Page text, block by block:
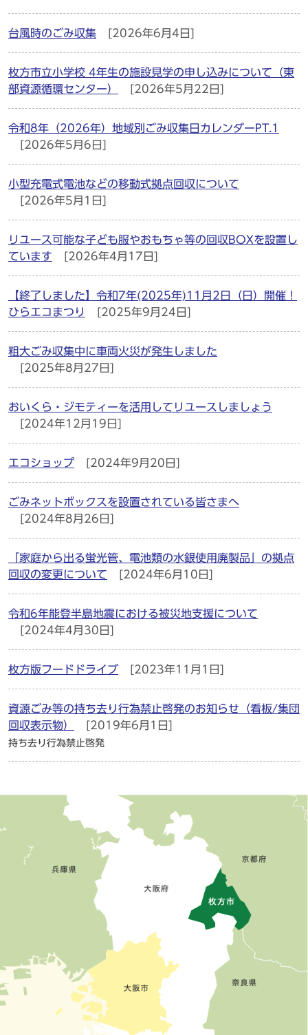
台風時のごみ収集 [2026年6月4日]
枚方市立小学校 4年生の施設見学の申し込みについて（東
部資源循環センター）
[2026年5月22日]
令和8年（2026年）地域別ごみ収集日カレンダーPT.1
[2026年5月6日]
小型充電式電池などの移動式拠点回収について
[2026年5月1日]
リユース可能な子ども服やおもちゃ等の回収BOXを設置し
ています
[2026年4月17日]
【終了しました】令和7年(2025年)11月2日（日）開催！
ひらエコまつり
[2025年9月24日]
粗大ごみ収集中に車両火災が発生しました
[2025年8月27日]
おいくら・ジモティーを活用してリユースしましょう
[2024年12月19日]
エコショップ [2024年9月20日]
ごみネットボックスを設置されている皆さまへ
[2024年8月26日]
「家庭から出る蛍光管、電池類の水銀使用廃製品」の拠点
回収の変更について
[2024年6月10日]
令和6年能登半島地震における被災地支援について
[2024年4月30日]
枚方版フードドライブ [2023年11月1日]
資源ごみ等の持ち去り行為禁止啓発のお知らせ（看板/集団
回収表示物）
[2019年6月1日]
持ち去り行為禁止啓発